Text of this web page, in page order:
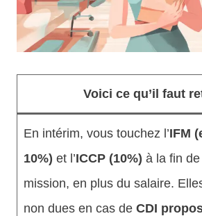
Voici ce qu’il faut
En intérim, vous touchez l’IFM
10%) et l’ICCP (10%) à la fin
mission, en plus du salaire.
non dues en cas de CDI